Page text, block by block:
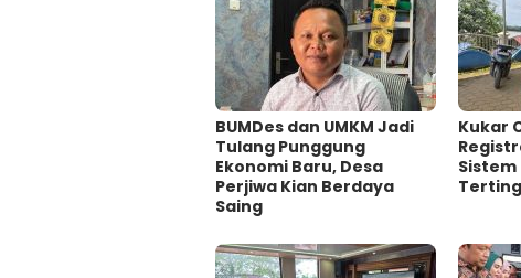
BUMDes dan UMKM Jadi
Tulang Punggung
Ekonomi Baru, Desa
Perjiwa Kian Berdaya
Saing
Kukar